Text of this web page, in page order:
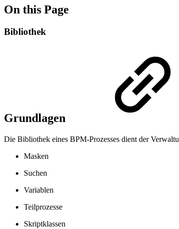
On this Page
Bibliothek
Grundlagen
Die Bibliothek eines BPM-Prozesses dient der
Masken
Suchen
Variablen
Teilprozesse
Skriptklassen